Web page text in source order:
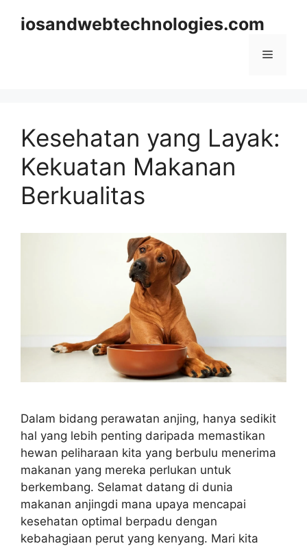
iosandwebtechnologies.com
Menu
Kesehatan yang Layak:
Kekuatan Makanan
Berkualitas
Dalam bidang perawatan anjing, hanya sedikit
hal yang lebih penting daripada memastikan
hewan peliharaan kita yang berbulu menerima
makanan yang mereka perlukan untuk
berkembang. Selamat datang di dunia
makanan anjingdi mana upaya mencapai
kesehatan optimal berpadu dengan
kebahagiaan perut yang kenyang. Mari kita